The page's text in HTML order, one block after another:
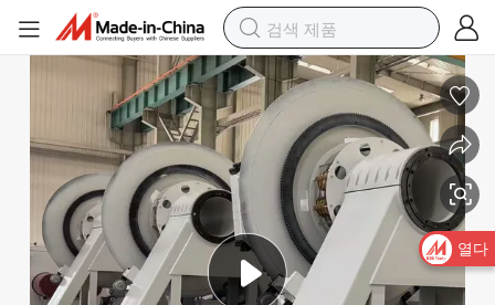
열수, 가스, 전기 및 배수 관용 범용 파이프 압출기
열다